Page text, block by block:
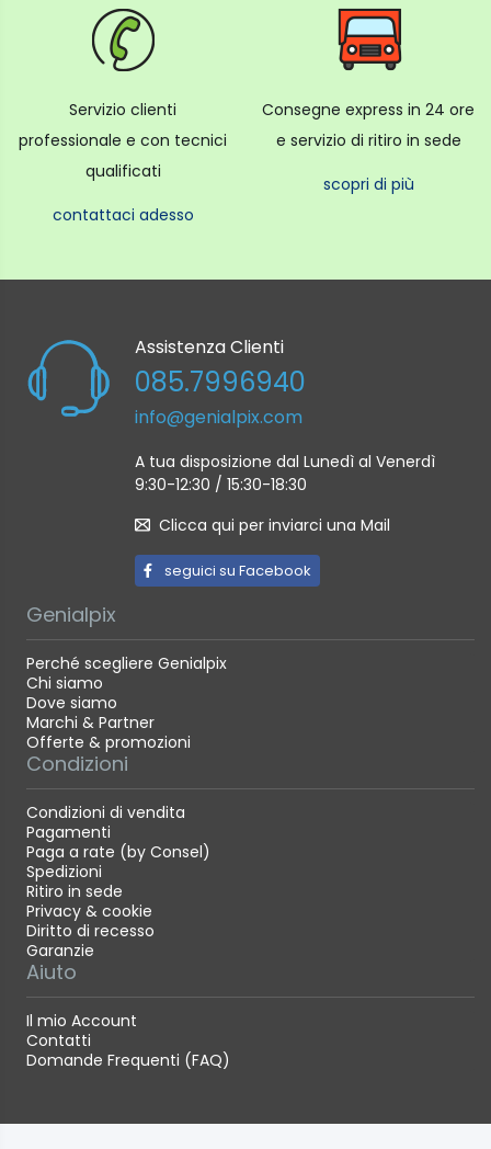
Servizio clienti
professionale e con tecnici
qualificati
contattaci adesso
Consegne express in 24 ore
e servizio di ritiro in sede
scopri di più
Assistenza Clienti
085.7996940
info@genialpix.com
A tua disposizione dal Lunedì al Venerdì
9:30-12:30 / 15:30-18:30
Clicca qui per inviarci una Mail
seguici su Facebook
Genialpix
Perché scegliere Genialpix
Chi siamo
Dove siamo
Marchi & Partner
Offerte & promozioni
Condizioni
Condizioni di vendita
Pagamenti
Paga a rate (by Consel)
Spedizioni
Ritiro in sede
Privacy & cookie
Diritto di recesso
Garanzie
Aiuto
Il mio Account
Contatti
Domande Frequenti (FAQ)